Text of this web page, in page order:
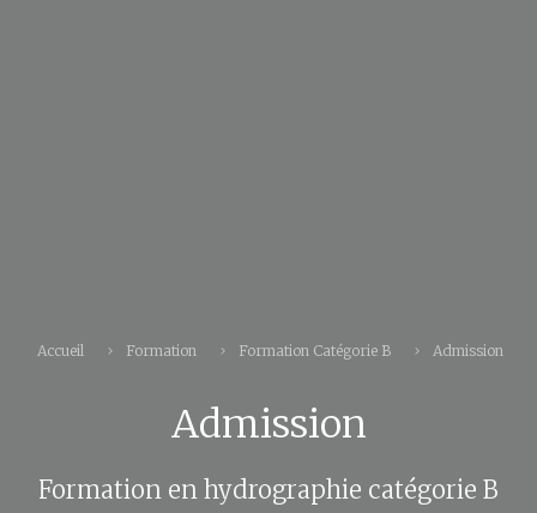
Accueil Formation Formation Catégorie B Admission
Admission
Formation en hydrographie catégorie B